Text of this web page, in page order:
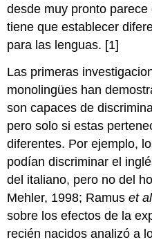
desde muy pronto
tiene que establecer
para las lenguas. [1]
Las primeras
monolingües han
son capaces de
pero solo si estas
diferentes. Por ejemplo,
podían discriminar el
del italiano, pero no del
Mehler, 1998; Ramuset al
sobre los efectos de la
recién nacidos analizó a